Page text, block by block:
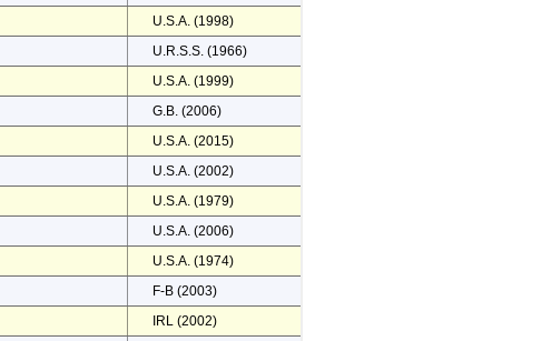
U.S.A. (1998)
U.R.S.S. (1966)
U.S.A. (1999)
G.B. (2006)
U.S.A. (2015)
U.S.A. (2002)
U.S.A. (1979)
U.S.A. (2006)
U.S.A. (1974)
F-B (2003)
IRL (2002)